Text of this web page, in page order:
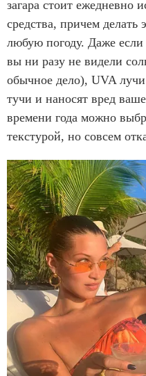
загара стоит ежедневно
средства, причем делать
любую погоду. Даже
вы ни разу не видели
обычное дело), UVA
тучи и наносят вред
времени года можно
текстурой, но совсем